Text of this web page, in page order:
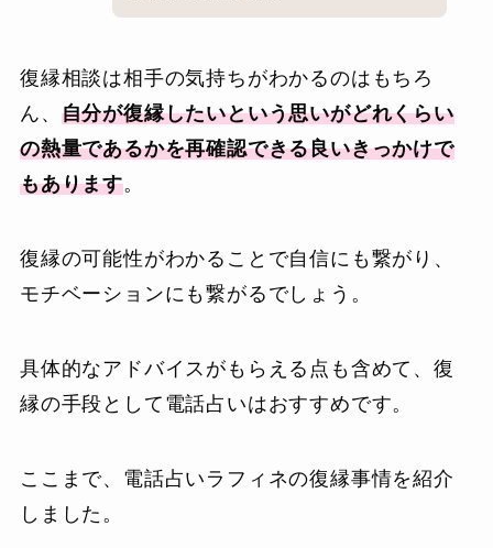
復縁相談は相手の気持ちがわかるのはもちろ
ん、 自分が復縁したいという思いがどれくらい
の熱量であるかを再確認できる良いきっかけで
もあります。
復縁の可能性がわかることで自信にも繋がり、
モチベーションにも繋がるでしょう。
具体的なアドバイスがもらえる点も含めて、復
縁の手段として電話占いはおすすめです。
ここまで、電話占いラフィネの復縁事情を紹介
しました。